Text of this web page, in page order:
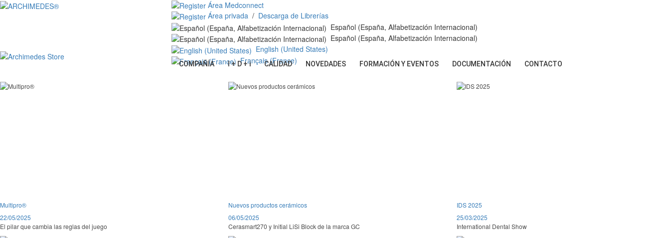
Área Medconnect
Área privada / Descarga de Librerías
Español (España, Alfabetización Internacional)
Español (España, Alfabetización Internacional)
English (United States)
Français (France)
COMPAÑÍA I + D + i CALIDAD NOVEDADES FORMACIÓN Y EVENTOS DOCUMENTACIÓN CONTACTO
Multipro®
22/05/2025
El pilar que cambia las reglas del juego
Nuevos productos cerámicos
06/05/2025
Cerasmart270 y Initial LiSi Block de la marca GC
IDS 2025
25/03/2025
International Dental Show